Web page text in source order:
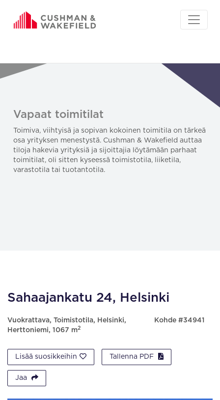
Vapaat toimitilat
Toimiva, viihtyisä ja sopivan kokoinen toimitila on tärkeä
osa yrityksen menestystä. Cushman & Wakefield auttaa
tiloja hakevia yrityksiä ja sijoittajia löytämään parhaat
toimitilat, oli sitten kyseessä toimistotila, liiketila,
varastotila tai tuotantotila.
Sahaajankatu 24, Helsinki
Vuokrattava, Toimistotila, Helsinki,
Herttoniemi, 1067 m2
Kohde #34941
Lisää suosikkeihin Tallenna PDF
Jaa